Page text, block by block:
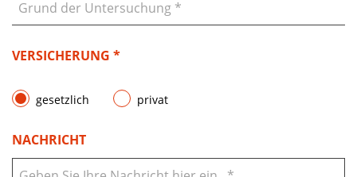
VERSICHERUNG *
gesetzlich privat
NACHRICHT